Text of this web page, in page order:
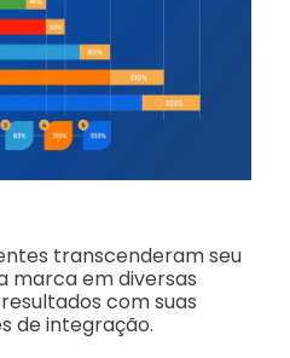
transcenderam seu
marca em diversas
com suas
de integração.